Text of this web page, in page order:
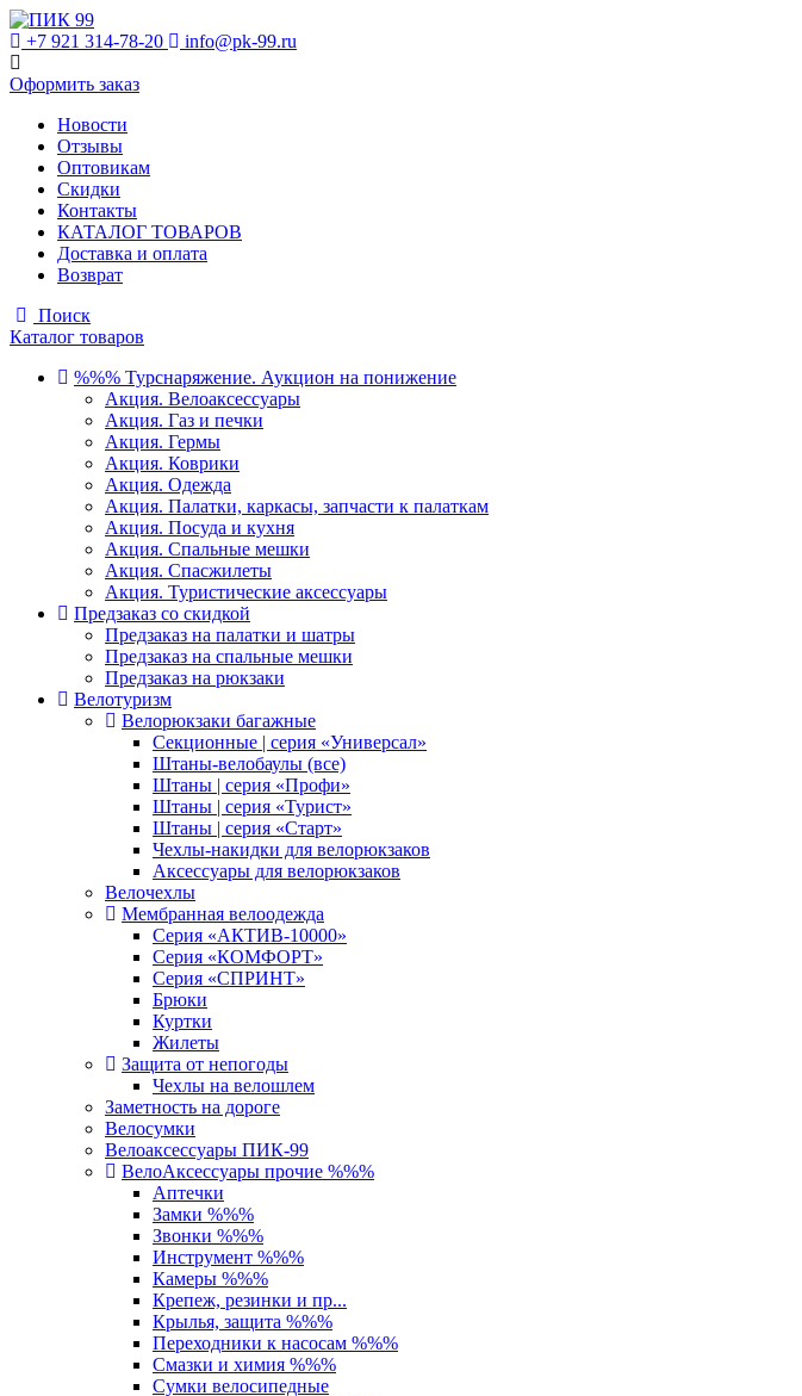
+7 921 314-78-20 info@pk-99.ru
Оформить заказ
Новости
Отзывы
Оптовикам
Скидки
Контакты
КАТАЛОГ ТОВАРОВ
Доставка и оплата
Возврат
Поиск
Каталог товаров
%%% Турснаряжение. Аукцион на понижение
Акция. Велоаксессуары
Акция. Газ и печки
Акция. Гермы
Акция. Коврики
Акция. Одежда
Акция. Палатки, каркасы, запчасти к палаткам
Акция. Посуда и кухня
Акция. Спальные мешки
Акция. Спасжилеты
Акция. Туристические аксессуары
Предзаказ со скидкой
Предзаказ на палатки и шатры
Предзаказ на спальные мешки
Предзаказ на рюкзаки
Велотуризм
Велорюкзаки багажные
Секционные | серия «Универсал»
Штаны-велобаулы (все)
Штаны | серия «Профи»
Штаны | серия «Турист»
Штаны | серия «Старт»
Чехлы-накидки для велорюкзаков
Аксессуары для велорюкзаков
Велочехлы
Мембранная велоодежда
Серия «АКТИВ-10000»
Серия «КОМФОРТ»
Серия «СПРИНТ»
Брюки
Куртки
Жилеты
Защита от непогоды
Чехлы на велошлем
Заметность на дороге
Велосумки
Велоаксессуары ПИК-99
ВелоАксессуары прочие %%%
Аптечки
Замки %%%
Звонки %%%
Инструмент %%%
Камеры %%%
Крепеж, резинки и пр...
Крылья, защита %%%
Переходники к насосам %%%
Смазки и химия %%%
Сумки велосипедные